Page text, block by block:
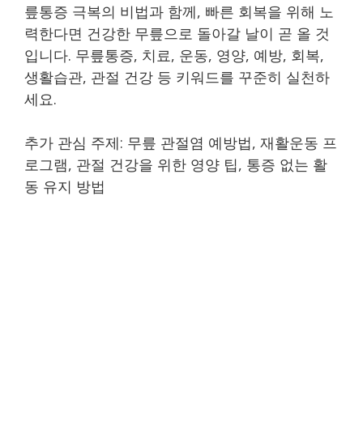
릎통증 극복의 비법과 함께, 빠른 회복을 위해 노
력한다면 건강한 무릎으로 돌아갈 날이 곧 올 것
입니다. 무릎통증, 치료, 운동, 영양, 예방, 회복,
생활습관, 관절 건강 등 키워드를 꾸준히 실천하
세요.
추가 관심 주제: 무릎 관절염 예방법, 재활운동 프
로그램, 관절 건강을 위한 영양 팁, 통증 없는 활
동 유지 방법